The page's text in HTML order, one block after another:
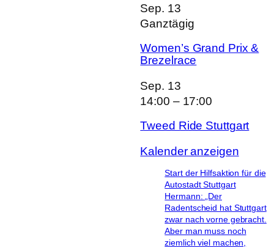
Sep. 13
Ganztägig
Women’s Grand Prix &
Brezelrace
Sep. 13
14:00 – 17:00
Tweed Ride Stuttgart
Kalender anzeigen
Start der Hilfsaktion für die
Autostadt Stuttgart
Hermann: „Der
Radentscheid hat Stuttgart
zwar nach vorne gebracht.
Aber man muss noch
ziemlich viel machen,